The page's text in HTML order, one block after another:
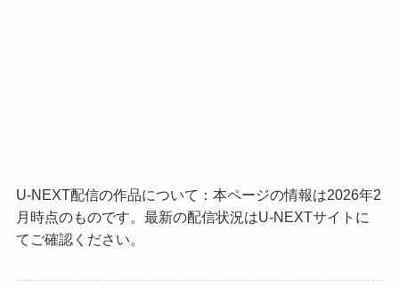
U-NEXT配信の作品について：本ページの情報は2026年2
月時点のものです。最新の配信状況はU-NEXTサイトに
てご確認ください。